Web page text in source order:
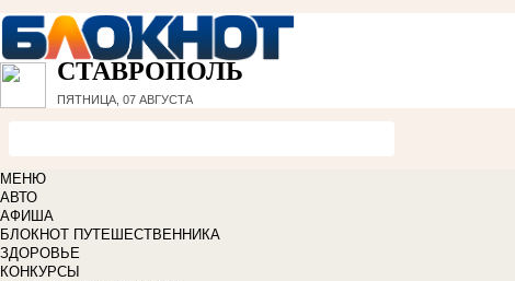
СТАВРОПОЛЬ
ПЯТНИЦА, 07 АВГУСТА
МЕНЮ
АВТО
АФИША
БЛОКНОТ ПУТЕШЕСТВЕННИКА
ЗДОРОВЬЕ
КОНКУРСЫ